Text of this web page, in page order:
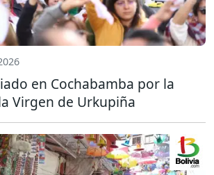
en Cochabamba por la
Virgen de Urkupiña